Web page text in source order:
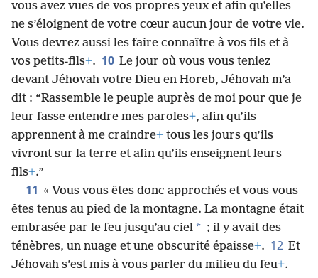
attention * , afin de ne pas oublier les choses que
vous avez vues de vos propres yeux et afin qu’elles
ne s’éloignent de votre cœur aucun jour de votre vie.
Vous devrez aussi les faire connaître à vos fils et à
vos petits-fils+. 10 Le jour où vous vous teniez
devant Jéhovah votre Dieu en Horeb, Jéhovah m’a
dit : “Rassemble le peuple auprès de moi pour que je
leur fasse entendre mes paroles+, afin qu’ils
apprennent à me craindre +tous les jours qu’ils
vivront sur la terre et afin qu’ils enseignent leurs
fils+.”
11 « Vous vous êtes donc approchés et vous vous
êtes tenus au pied de la montagne. La montagne était
embrasée par le feu jusqu’au ciel * ; il y avait des
ténèbres, un nuage et une obscurité épaisse+. 12